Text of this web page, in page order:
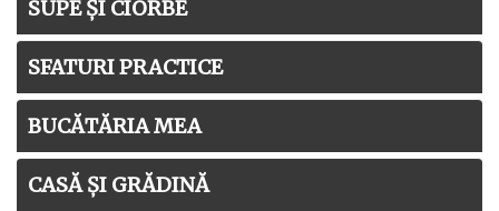
SUPE ȘI CIORBE
SFATURI PRACTICE
BUCĂTĂRIA MEA
CASĂ ȘI GRĂDINĂ